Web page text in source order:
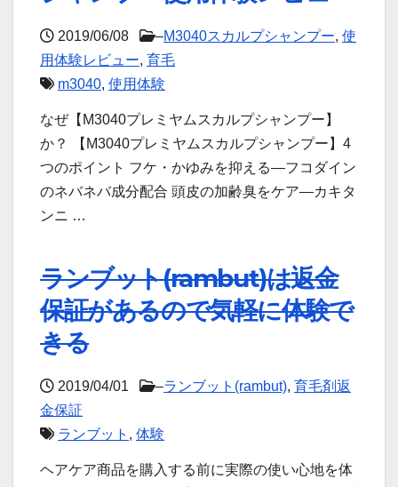
2019/06/08 –M3040スカルプシャンプー, 使
用体験レビュー, 育毛
m3040, 使用体験
なぜ【M3040プレミヤムスカルプシャンプー】
か？ 【M3040プレミヤムスカルプシャンプー】4
つのポイント フケ・かゆみを抑える—フコダイン
のネバネバ成分配合 頭皮の加齢臭をケア—カキタ
ンニ …
ランブット(rambut)は返金
保証があるので気軽に体験で
きる
2019/04/01 –ランブット(rambut), 育毛剤返
金保証
ランブット , 体験
ヘアケア商品を購入する前に実際の使い心地を体